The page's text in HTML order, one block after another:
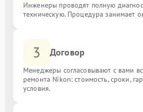
Инженеры проводят полную
техническую. Процедура занимает
3 Договор
Менеджеры согласовывают с вами
ремонта Nikon: стоимость, сроки,
условия.